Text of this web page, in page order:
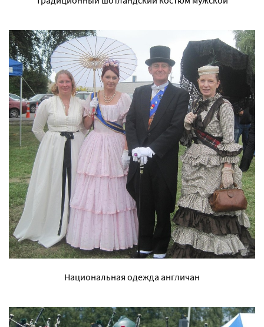
Национальная одежда англичан